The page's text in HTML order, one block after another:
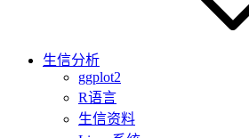
生信分析
ggplot2
R语言
生信资料